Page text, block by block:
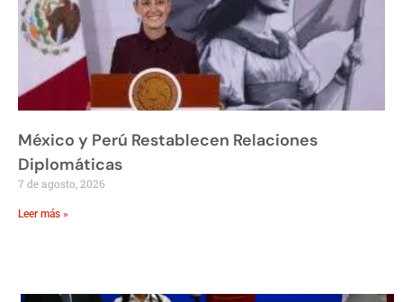
México y Perú Restablecen Relaciones
Diplomáticas
7 de agosto, 2026
Leer más »